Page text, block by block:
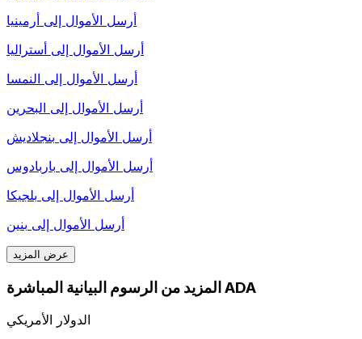
أرسل الأموال إلى أرمينيا
أرسل الأموال إلى أستراليا
أرسل الأموال إلى النمسا
أرسل الأموال إلى البحرين
أرسل الأموال إلى بنجلاديش
أرسل الأموال إلى باربادوس
أرسل الأموال إلى بلجيكا
أرسل الأموال إلى بنين
عرض المزيد
المزيد من الرسوم البيانية المباشرة ADA
الدولار الأمريكي